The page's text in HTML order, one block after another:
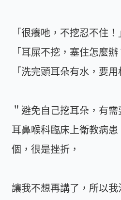
「很癢吔，不挖忍不住！」
「耳屎不挖，塞住怎麼辦
「洗完頭耳朵有水，要
＂避免自己挖耳朵，有
耳鼻喉科臨床上衛教病
個，很是挫折，
讓我不想再講了，所以